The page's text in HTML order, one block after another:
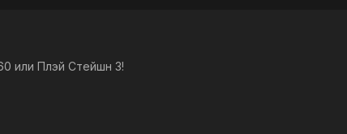
или Плэй Стейшн 3!